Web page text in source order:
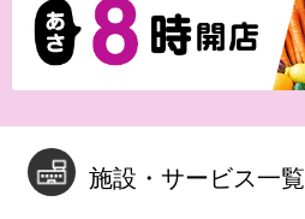
施設・サービス一覧